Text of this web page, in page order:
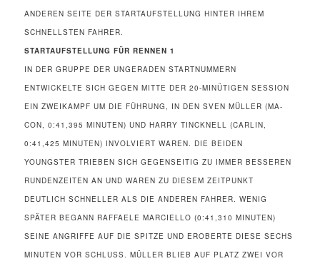
NDEREN SEITE DER STARTAUFSTELLUNG HINTER IHREM S
CHNELLSTEN FAHRER.
STARTAUFSTELLUNG FÜR RENNEN 1
IN DER GRUPPE DER UNGERADEN STARTNUMMERN
ENTWICKELTE SICH GEGEN MITTE DER 20-MINÜTIGEN SESSION
EIN ZWEIKAMPF UM DIE FÜHRUNG, IN DEN SVEN MÜLLER (MA-
CON, 0:41,395 MINUTEN) UND HARRY TINCKNELL (CARLIN,
0:41,425 MINUTEN) INVOLVIERT WAREN. DIE BEIDEN
YOUNGSTER TRIEBEN SICH GEGENSEITIG ZU IMMER BESSEREN
RUNDENZEITEN AN UND WAREN ZU DIESEM ZEITPUNKT
DEUTLICH SCHNELLER ALS DIE ANDEREN FAHRER. WENIG
SPÄTER BEGANN RAFFAELE MARCIELLO (0:41,310 MINUTEN)
SEINE ANGRIFFE AUF DIE SPITZE UND EROBERTE DIESE SECHS
MINUTEN VOR SCHLUSS. MÜLLER BLIEB AUF PLATZ ZWEI VOR